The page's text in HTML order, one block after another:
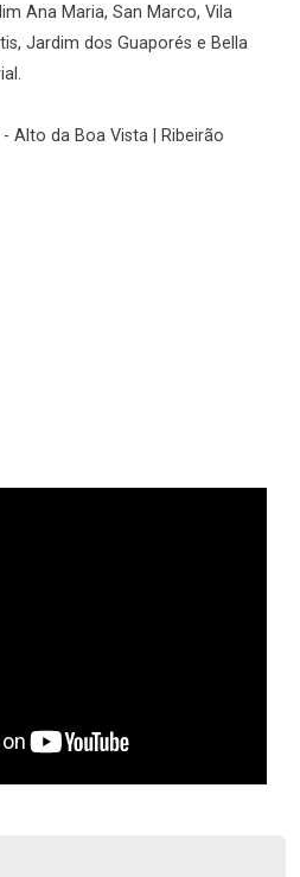
Ana Maria, San Marco, Vila
Jardim dos Guaporés e Bella
Alto da Boa Vista | Ribeirão